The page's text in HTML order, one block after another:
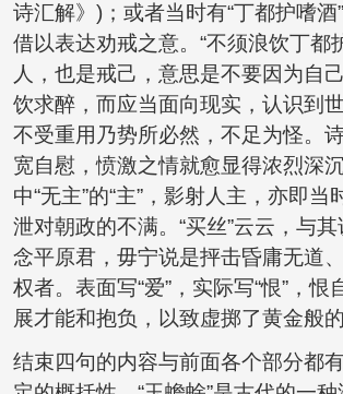
诗汇解》)；或者当时有“丁都护嗜酒
借以表达劝戒之意。“不须浪饮丁都
人，也是戒己，意思是不要因为自
饮求醉，而应当面向现实，认识到
不受重用乃势所必然，不足为怪。
宽自慰，愤激之情就愈显得浓烈深沉
中“无主”的“主”，影射人主，亦即
泄对朝政的不满。“买丝”云云，与
念平原君，毋宁说是抨击昏庸无道
权者。表面写“爱”，实际写“恨”，恨
展才能和抱负，以致虚掷了黄金般的
结束四句的内容与前面各个部分都